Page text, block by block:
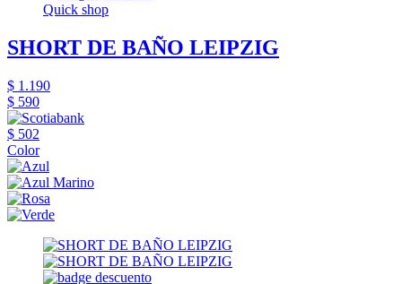
Quick shop
SHORT DE BAÑO LEIPZIG
$ 1.190
$ 590
$ 502
Color